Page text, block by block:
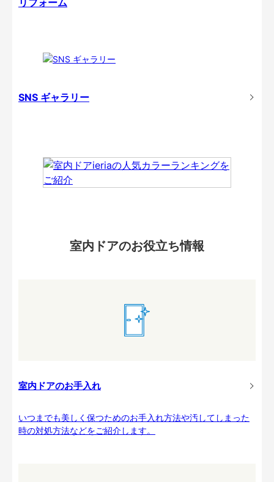
SNS ギャラリー
室内ドアのお役立ち情報
室内ドアのお手入れ
いつまでも美しく保つためのお手入れ方法や汚してしまった
時の対処方法などをご紹介します。